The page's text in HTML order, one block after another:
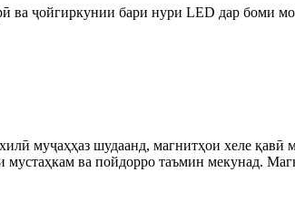
ва ҷойгиркунии бари нури LED дар боми
муҷаҳҳаз шудаанд, магнитҳои хеле
мустаҳкам ва пойдорро таъмин мекунад.